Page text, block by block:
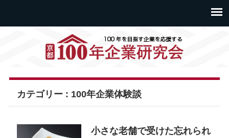
カテゴリー : 100年企業体験談
小さな老舗で受けた忘れられ